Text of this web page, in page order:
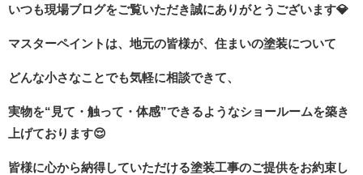
いつも現場ブログをご覧いただき誠にありがとうございます💎
マスターペイントは、地元の皆様が、住まいの塗装について
どんな小さなことでも気軽に相談できて、
実物を“見て・触って・体感”できるようなショールームを築き
上げております😌
皆様に心から納得していただける塗装工事のご提供をお約束し